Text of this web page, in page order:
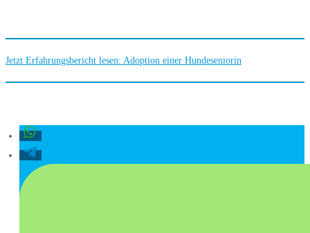
Jetzt Erfahrungsbericht lesen: Adoption einer Hundeseniorin